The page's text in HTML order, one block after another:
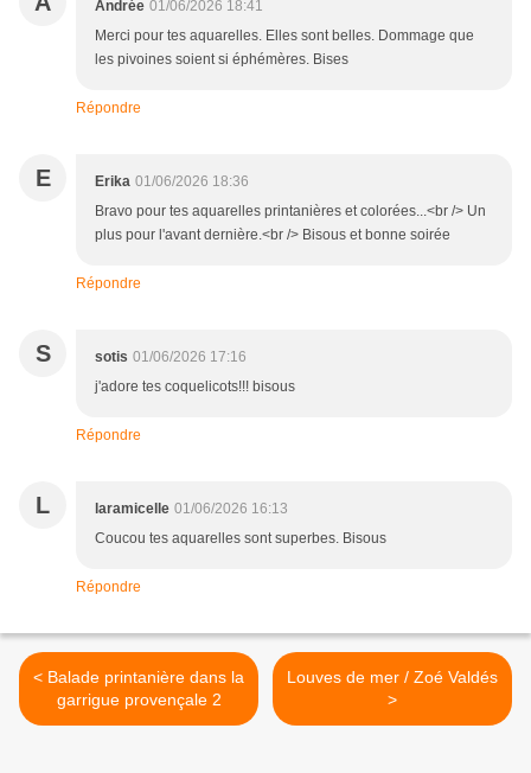
Andrée 01/06/2026 18:41
Merci pour tes aquarelles. Elles sont belles. Dommage que
les pivoines soient si éphémères. Bises
Répondre
E Erika 01/06/2026 18:36
Bravo pour tes aquarelles printanières et colorées...<br /> Un
plus pour l'avant dernière.<br /> Bisous et bonne soirée
Répondre
S sotis 01/06/2026 17:16
j'adore tes coquelicots!!! bisous
Répondre
L laramicelle 01/06/2026 16:13
Coucou tes aquarelles sont superbes. Bisous
Répondre
< Balade printanière dans la
garrigue provençale 2
Louves de mer / Zoé Valdés
>